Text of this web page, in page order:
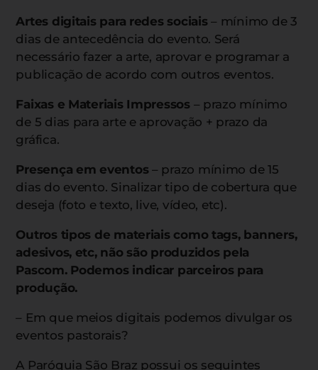
Artes digitais para redes sociais – mínimo de 3
dias de antecedência do evento. Será
necessário fazer a arte, aprovar e programar a
publicação de acordo com outros eventos.
Faixas e Materiais Impressos – prazo mínimo
de 5 dias para arte e aprovação + prazo da
gráfica.
Presença em eventos – prazo mínimo de 15
dias do evento. Sinalizar tipo de cobertura que
deseja (foto e texto, live, vídeo, etc).
Outros tipos de materiais como tags, banners,
adesivos, etc, não são produzidos pela
Pascom. Podemos indicar parceiros para
produção.
– Em que meios digitais podemos divulgar os
eventos pastorais?
A Paróquia São Braz possui os seguintes